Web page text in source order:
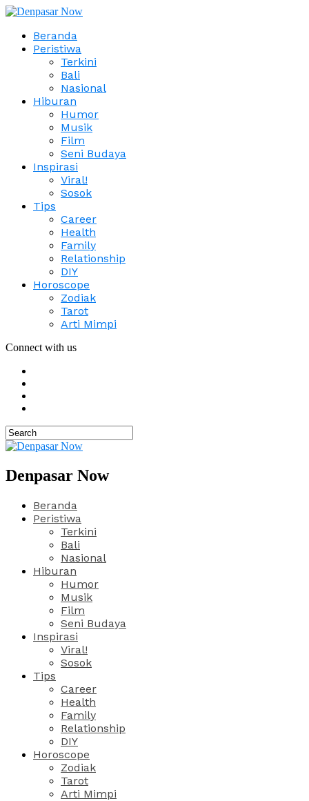
Beranda
Peristiwa
Terkini
Bali
Nasional
Hiburan
Humor
Musik
Film
Seni Budaya
Inspirasi
Viral!
Sosok
Tips
Career
Health
Family
Relationship
DIY
Horoscope
Zodiak
Tarot
Arti Mimpi
Connect with us
Denpasar Now
Beranda
Peristiwa
Terkini
Bali
Nasional
Hiburan
Humor
Musik
Film
Seni Budaya
Inspirasi
Viral!
Sosok
Tips
Career
Health
Family
Relationship
DIY
Horoscope
Zodiak
Tarot
Arti Mimpi